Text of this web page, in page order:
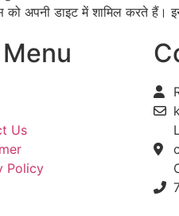
अपनी डाइट में शामिल करते हैं।
Us
Policy